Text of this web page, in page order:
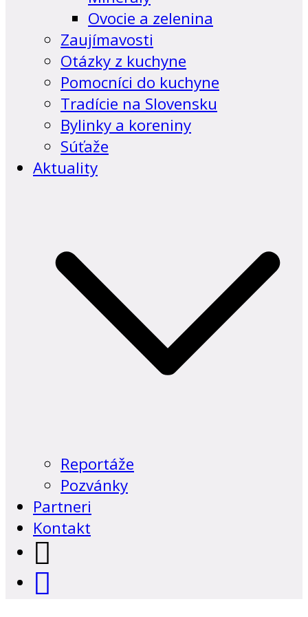
Ovocie a zelenina
Zaujímavosti
Otázky z kuchyne
Pomocníci do kuchyne
Tradície na Slovensku
Bylinky a koreniny
Súťaže
Aktuality
Reportáže
Pozvánky
Partneri
Kontakt